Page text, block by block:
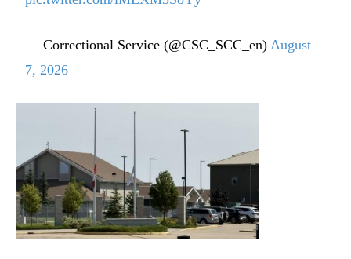
— Correctional Service (@CSC_SCC_en) August
7, 2026